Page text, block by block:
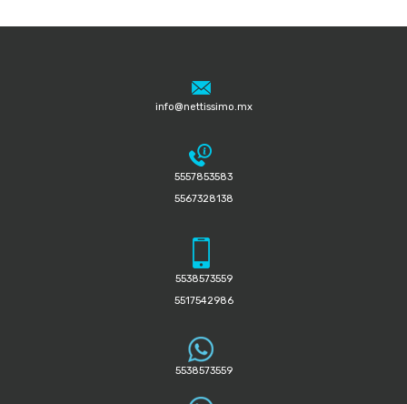
info@nettissimo.mx
5557853583
5567328138
5538573559
5517542986
5538573559